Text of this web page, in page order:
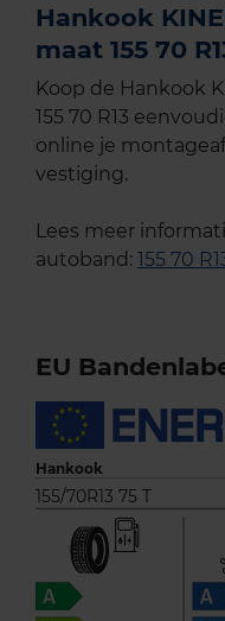
Hankook
maat 155 70
Koop de Hankook
155 70 R13
online je
vestiging.
Lees meer
autoband: 155 70
EU
Hankook
155/70R13 75 T